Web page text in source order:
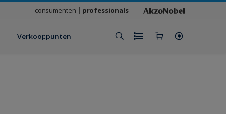
consumenten professionals
Verkooppunten